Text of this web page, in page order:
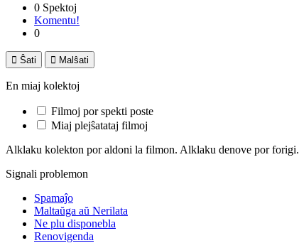
0 Spektoj
Komentu!
0
 Ŝati  Malŝati
En miaj kolektoj
Filmoj por spekti poste
Miaj plejŝatataj filmoj
Alklaku kolekton por aldoni la filmon. Alklaku denove por forigi.
Signali problemon
Spamaĵo
Maltaŭga aŭ Nerilata
Ne plu disponebla
Renovigenda